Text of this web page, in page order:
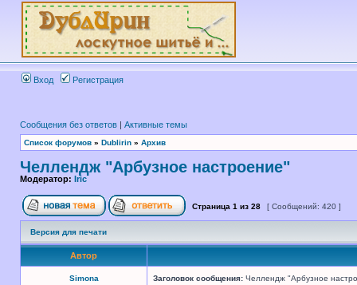
Вход Регистрация
Сообщения без ответов | Активные темы
Список форумов » Dublirin » Архив
Челлендж "Арбузное настроение"
Модератор: Iric
Страница 1 из 28 [ Сообщений: 420 ]
Версия для печати
Автор
Simona Заголовок сообщения: Челлендж "Арбузное